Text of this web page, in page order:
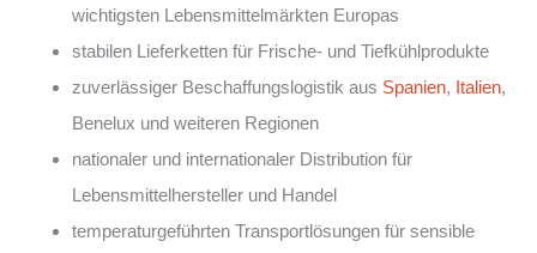
wichtigsten Lebensmittelmärkten Europas
stabilen Lieferketten für Frische- und Tiefkühlprodukte
zuverlässiger Beschaffungslogistik aus Spanien, Italien,
Benelux und weiteren Regionen
nationaler und internationaler Distribution für
Lebensmittelhersteller und Handel
temperaturgeführten Transportlösungen für sensible